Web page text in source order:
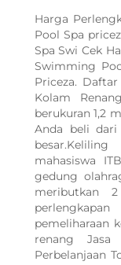
Harga
Pool Spa
Spa Swi Cek
Swimming
Priceza.
Kolam
berukuran 1,2
Anda beli
mahasiswa
gedung
meributkan
pemeliharaan
renang
Perbelanjaan